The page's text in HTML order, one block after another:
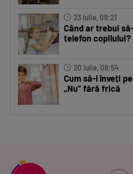
23 iulie, 08:21
Când ar trebui
telefon copilului?
20 iulie, 08:54
Cum să-l înveți
„Nu” fără frică